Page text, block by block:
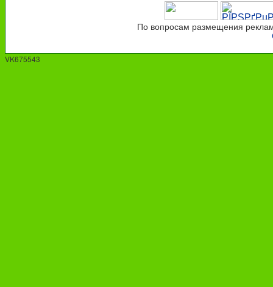
По вопросам размещения
VK675543